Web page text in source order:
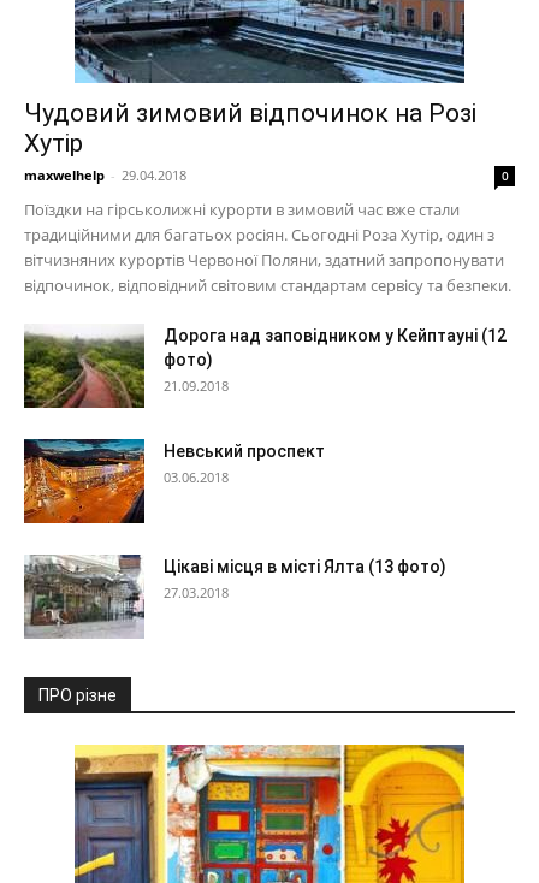
Чудовий зимовий відпочинок на Розі
Хутір
maxwelhelp - 29.04.2018 0
Поїздки на гірськолижні курорти в зимовий час вже стали
традиційними для багатьох росіян. Сьогодні Роза Хутір, один з
вітчизняних курортів Червоної Поляни, здатний запропонувати
відпочинок, відповідний світовим стандартам сервісу та безпеки.
Дорога над заповідником у Кейптауні (12
фото)
21.09.2018
Невський проспект
03.06.2018
Цікаві місця в місті Ялта (13 фото)
27.03.2018
ПРО різне